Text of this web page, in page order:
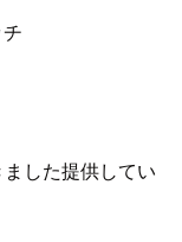
した提供してい